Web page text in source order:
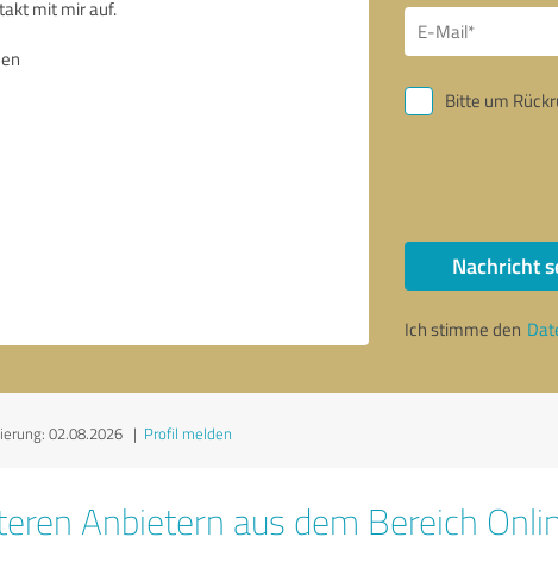
Bitte um
Nachricht
Ich stimme den
02.08.2026 | Profil melden
Anbietern aus dem Bereich